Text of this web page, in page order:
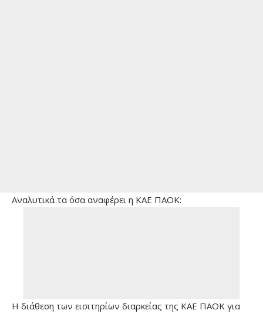
Αναλυτικά τα όσα αναφέρει η ΚΑΕ ΠΑΟΚ:
Η διάθεση των εισιτηρίων διαρκείας της ΚΑΕ ΠΑΟΚ για